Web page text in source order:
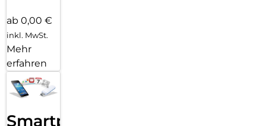
ab 0,00 €
inkl. MwSt.
Mehr
erfahren
Smartphone